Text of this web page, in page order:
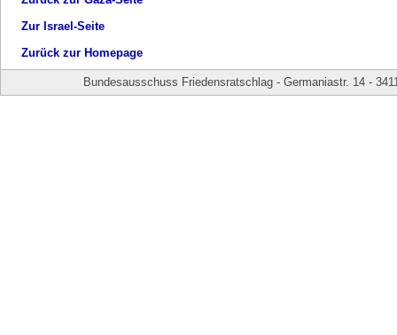
Zur Israel-Seite
Zurück zur Homepage
Bundesausschuss Friedensratschlag - Germaniastr. 14 -